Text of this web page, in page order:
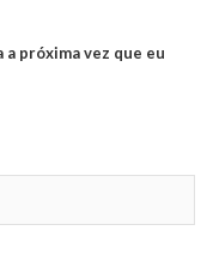
próxima vez que eu